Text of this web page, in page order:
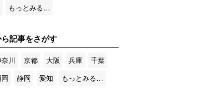
もっとみる…
記事をさがす
川 京都 大阪 兵庫
千葉
静岡 愛知 もっとみる…